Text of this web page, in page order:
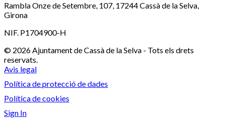
Rambla Onze de Setembre, 107, 17244 Cassà de la Selva,
Girona
NIF. P1704900-H
© 2026 Ajuntament de Cassà de la Selva - Tots els drets
reservats.
Avis legal
Política de protecció de dades
Política de cookies
Sign In